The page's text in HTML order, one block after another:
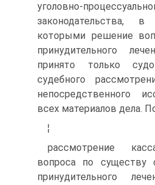
уголовно-
законодательства,
которыми решение
принудительного
принято только
судебного
непосредственного
всех материалов дела.
¦
рассмотрение
вопроса по существу
принудительного